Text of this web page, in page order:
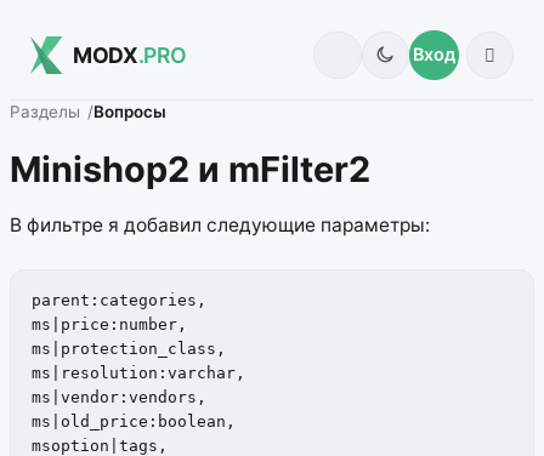
MODX.PRO Вход
Разделы Вопросы
Minishop2 и mFilter2
В фильтре я добавил следующие параметры:
parent:categories,
ms|price:number,
ms|protection_class,
ms|resolution:varchar,
ms|vendor:vendors,
ms|old_price:boolean,
msoption|tags,